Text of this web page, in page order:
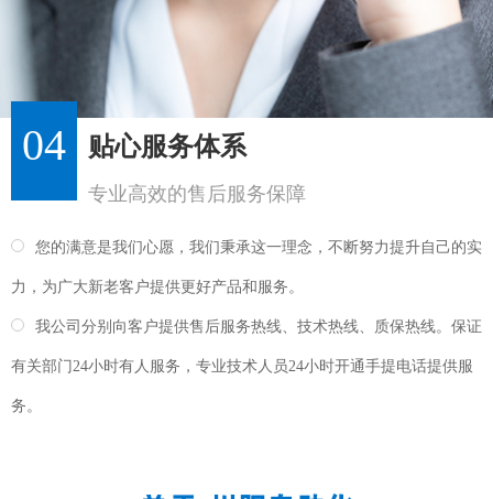
04 贴心服务体系
专业高效的售后服务保障
您的满意是我们心愿，我们秉承这一理念，不断努力提升自己的实
力，为广大新老客户提供更好产品和服务。
我公司分别向客户提供售后服务热线、技术热线、质保热线。保证
有关部门24小时有人服务，专业技术人员24小时开通手提电话提供服
务。